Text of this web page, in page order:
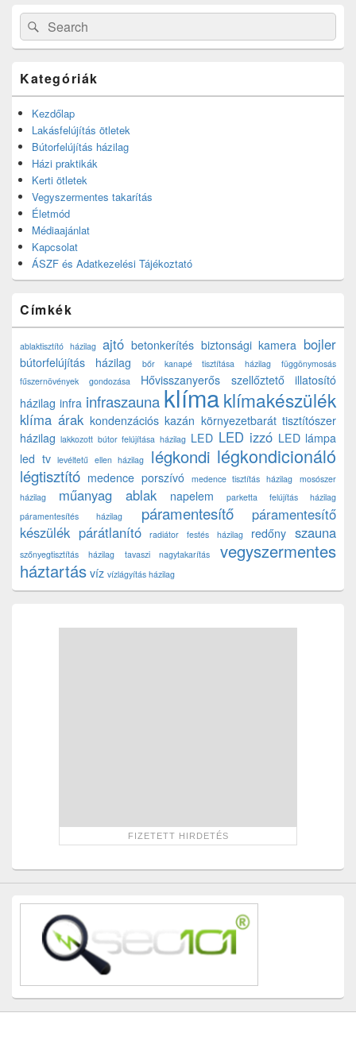
Search
for:
Search
Kategóriák
Kezdőlap
Lakásfelújítás ötletek
Bútorfelújítás házilag
Házi praktikák
Kerti ötletek
Vegyszermentes takarítás
Életmód
Médiaajánlat
Kapcsolat
ÁSZF és Adatkezelési Tájékoztató
Címkék
ablaktisztító házilag ajtó betonkerítés biztonsági kamera bojler
bútorfelújítás házilag bőr kanapé tisztítása házilag
függönymosás
fűszernövények gondozása
Hővisszanyerős szellőztető
illatosító
házilag infra infraszauna klímaklímakészülék
klíma árak kondenzációs kazán környezetbarát tisztítószer
házilag lakkozott bútor felújítása házilag LED LED izzó LED lámpa
led tv levéltetű ellen házilag légkondi légkondicionáló
légtisztító medence porszívó medence tisztítás házilag
mosószer
házilag
műanyag ablak napelem
parketta felújítás házilag
páramentesítés házilag
páramentesítő
páramentesítő
készülék párátlanító radiátor festés házilag redőny szauna
szőnyegtisztítás házilag tavaszi nagytakarítás
vegyszermentes
háztartás víz vízlágyítás házilag